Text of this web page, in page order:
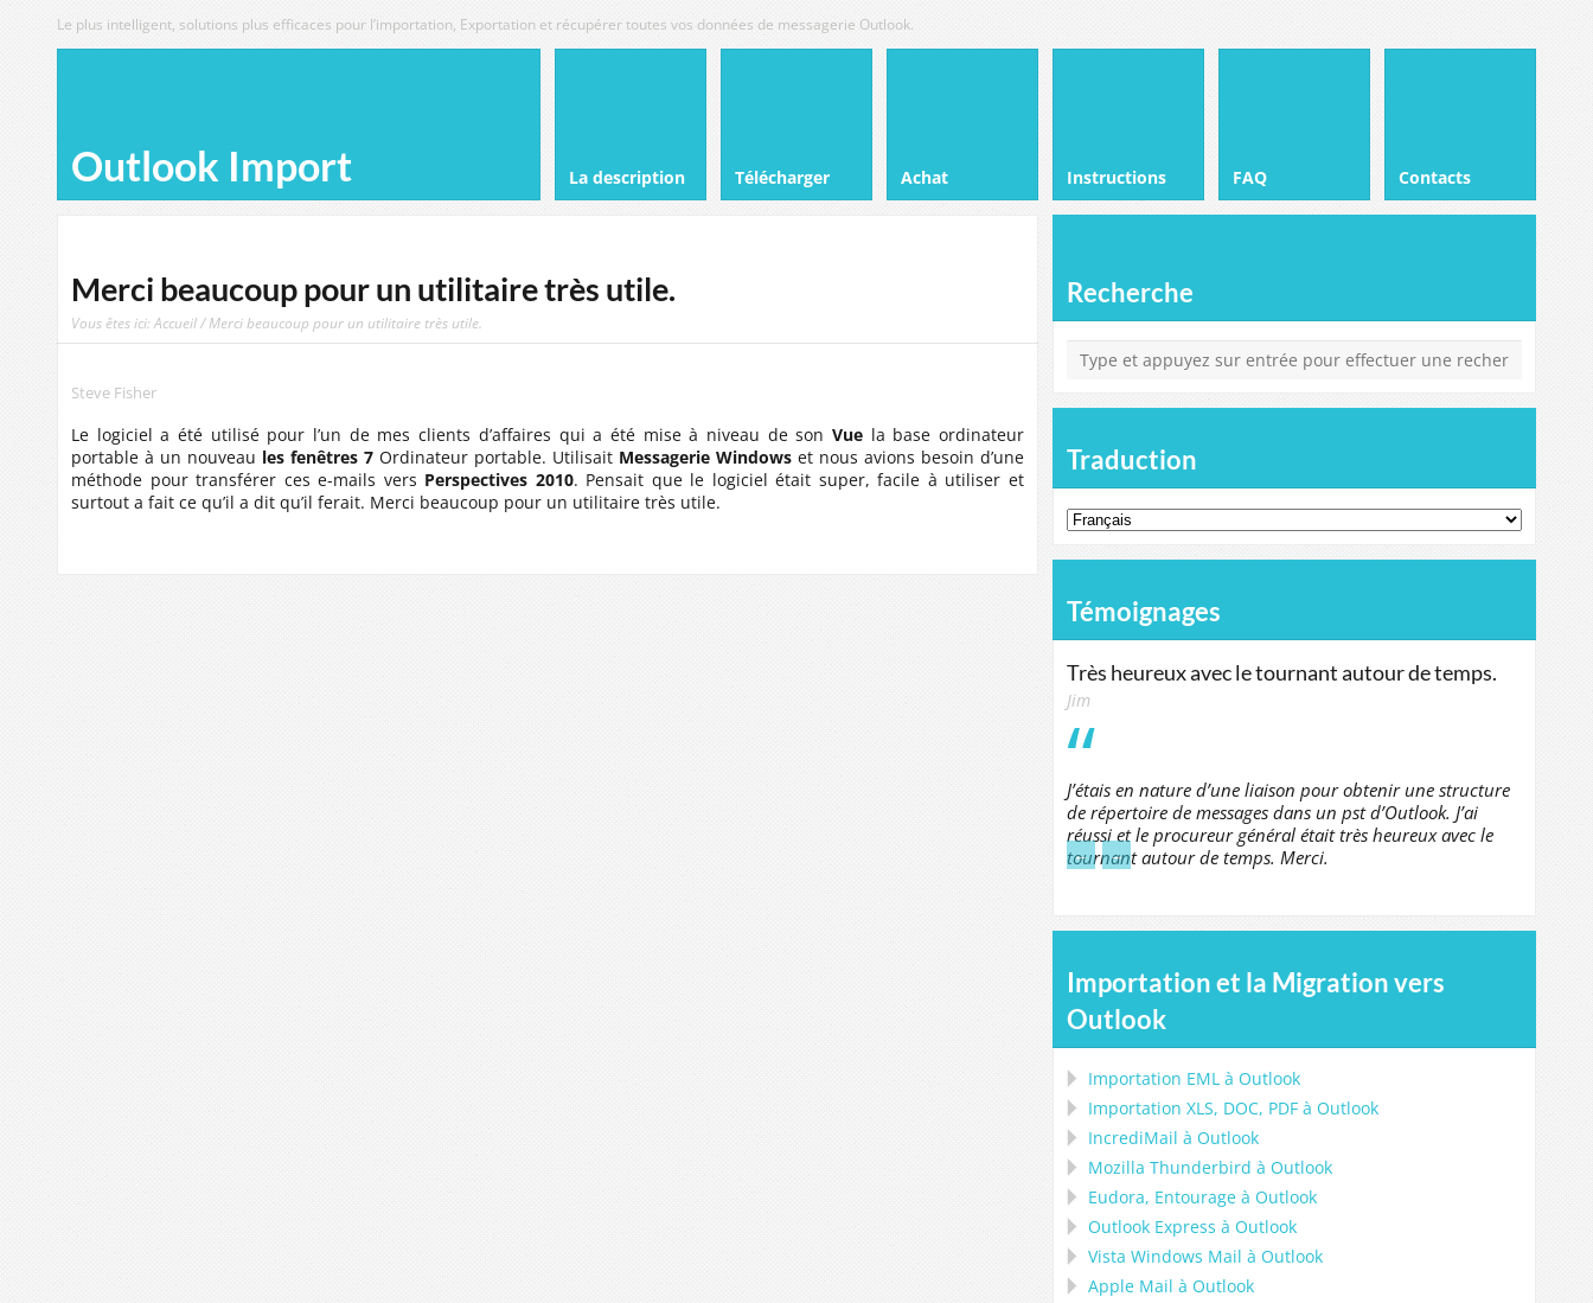
Le plus intelligent, solutions plus efficaces pour l’importation, Exportation et récupérer toutes vos données de messagerie Outlook.
Outlook Import La description Télécharger Achat Instructions FAQ Contacts
Merci beaucoup pour un utilitaire très utile.
Vous êtes ici:Accueil/ Merci beaucoup pour un utilitaire très utile.
Steve Fisher
Le logiciel a été utilisé pour l’un de mes clients d’affaires qui a été mise à niveau de son Vuela base ordinateur
portable à un nouveau les fenêtres 7 Ordinateur portable. Utilisait Messagerie Windows et nous avions besoin d’une
méthode pour transférer ces e-mails vers Perspectives 2010. Pensait que le logiciel était super, facile à utiliser et
surtout a fait ce qu’il a dit qu’il ferait. Merci beaucoup pour un utilitaire très utile.
Recherche
Traduction
Témoignages
Très heureux avec le tournant autour de temps.
Jim
J’étais en nature d’une liaison pour obtenir une structure
de répertoire de messages dans un pst d’Outlook. J’ai
réussi et le procureur général était très heureux avec le
tournant autour de temps. Merci.
← →
Importation et la Migration vers
Outlook
Importation EML à Outlook
Importation XLS, DOC, PDF à Outlook
IncrediMail à Outlook
Mozilla Thunderbird à Outlook
Eudora, Entourage à Outlook
Outlook Express à Outlook
Vista Windows Mail à Outlook
Apple Mail à Outlook